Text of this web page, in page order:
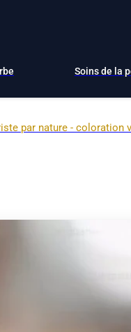
Soins de la
par nature - coloration